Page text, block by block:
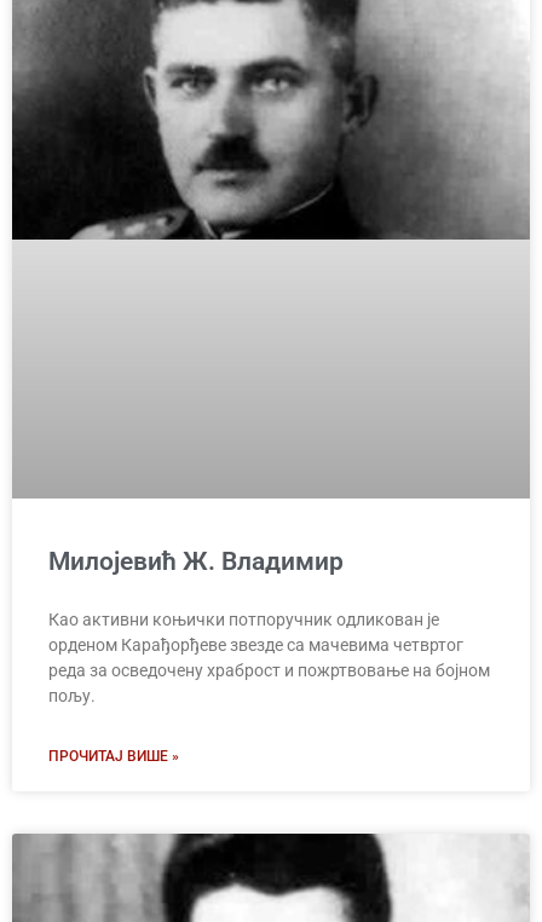
Милојевић Ж. Владимир
Као активни коњички потпоручник одликован је
орденом Карађорђеве звезде са мачевима четвртог
реда за осведочену храброст и пожртвовање на бојном
пољу.
ПРОЧИТАЈ ВИШЕ »